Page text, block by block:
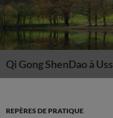
Aller
au
contenu
Qi Gong ShenDao à
REPÈRES DE PRATIQUE